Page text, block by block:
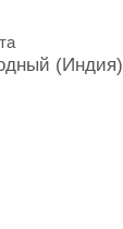
(Индия)